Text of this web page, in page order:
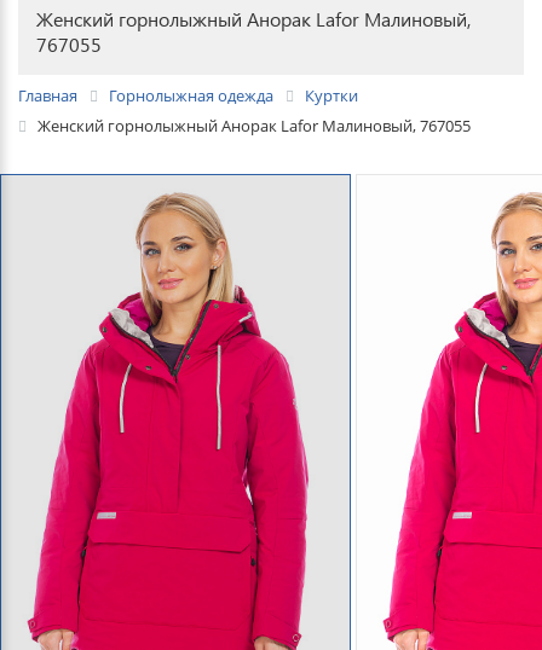
Женский горнолыжный Анорак Lafor Малиновый,
767055
Главная Горнолыжная одежда
Куртки
Женский горнолыжный Анорак Lafor Малиновый, 767055